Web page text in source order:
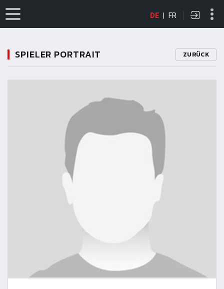
DE | FR
SPIELER PORTRAIT ZURÜCK